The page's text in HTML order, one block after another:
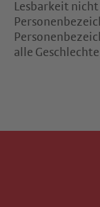
Lesbarkeit
alle